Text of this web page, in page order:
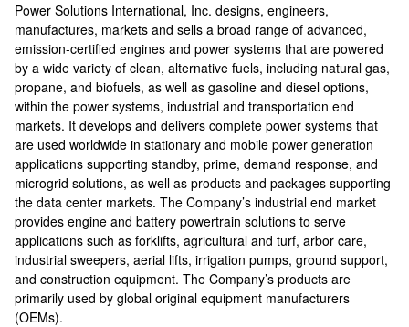
Power Solutions International, Inc. designs, engineers,
manufactures, markets and sells a broad range of advanced,
emission-certified engines and power systems that are powered
by a wide variety of clean, alternative fuels, including natural gas,
propane, and biofuels, as well as gasoline and diesel options,
within the power systems, industrial and transportation end
markets. It develops and delivers complete power systems that
are used worldwide in stationary and mobile power generation
applications supporting standby, prime, demand response, and
microgrid solutions, as well as products and packages supporting
the data center markets. The Company’s industrial end market
provides engine and battery powertrain solutions to serve
applications such as forklifts, agricultural and turf, arbor care,
industrial sweepers, aerial lifts, irrigation pumps, ground support,
and construction equipment. The Company’s products are
primarily used by global original equipment manufacturers
(OEMs).